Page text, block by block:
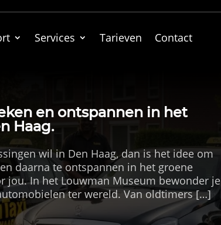
Services Tarieven Contact
en ontspannen in het
Haag.
wil in Den Haag, dan is het idee om
daarna te ontspannen in het groene
jou.​ In het Louwman Museum bewonder je
ter wereld.​ Van oldtimers […]